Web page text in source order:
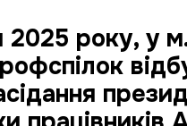
року, у